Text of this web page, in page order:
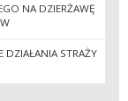
NA DZIERŻAWĘ
DZIAŁANIA STRAŻY